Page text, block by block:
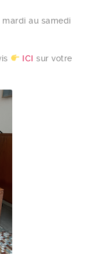
mardi au samedi
ICI sur votre